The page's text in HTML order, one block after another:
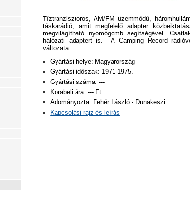
Tíztranzisztoros, AM/FM üzemmódú,
táskarádió, amit megfelelő adapter
megvilágítható nyomógomb segítségével.
hálózati adaptert is. A Camping Record
változata
Gyártási helye: Magyarország
Gyártási időszak: 1971-1975.
Gyártási száma: ---
Korabeli ára: --- Ft
Adományozta: Fehér László - Dunakeszi
Kapcsolási rajz és leírás